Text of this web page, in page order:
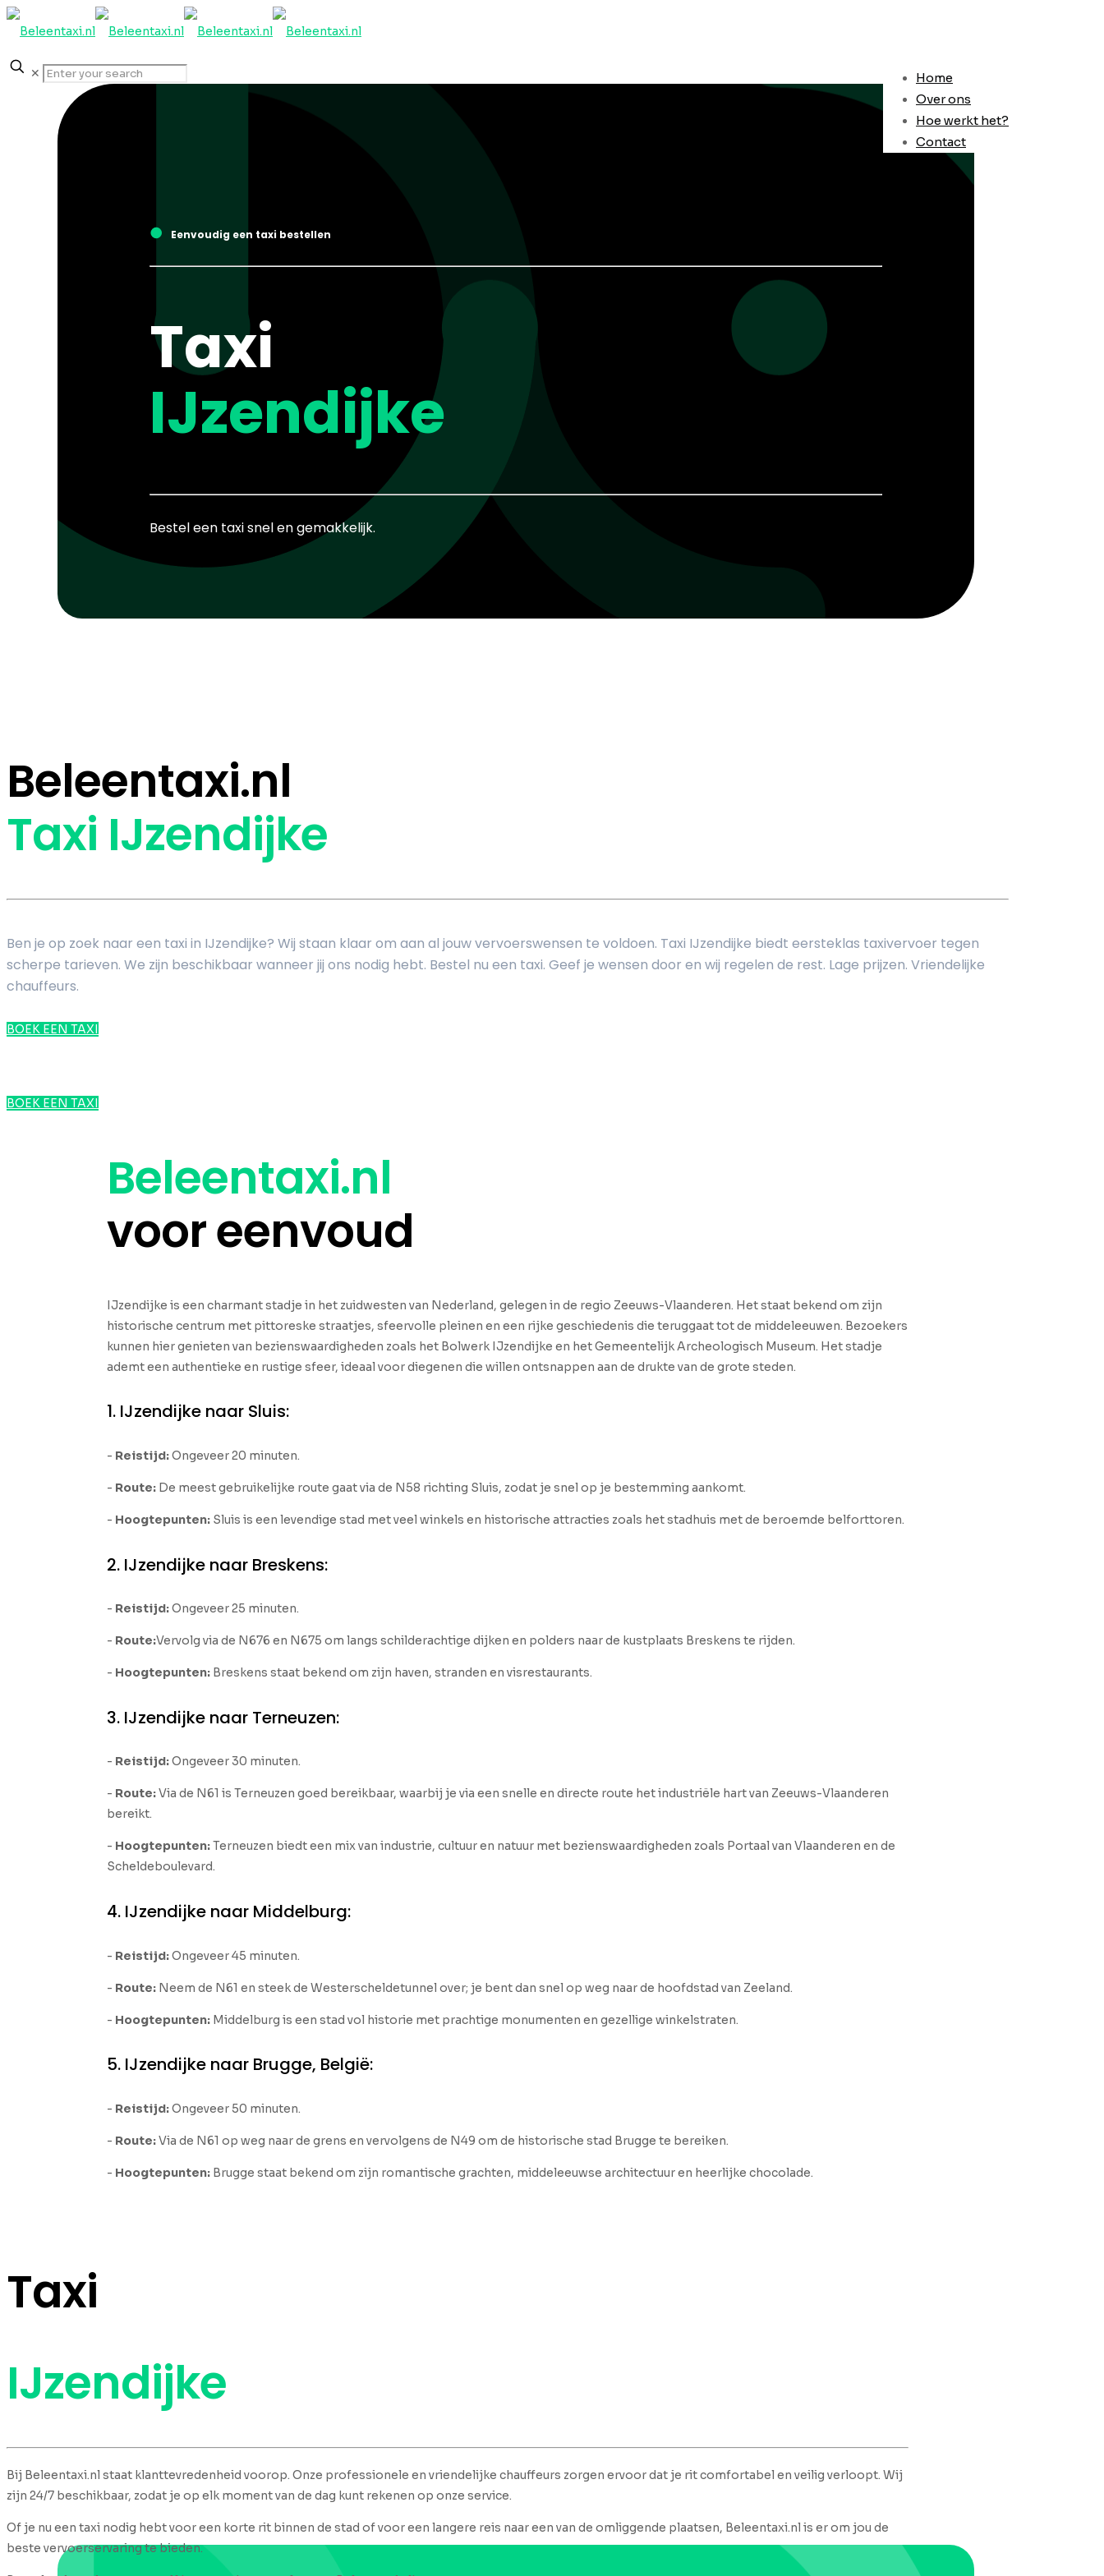
Home
Over ons
Hoe werkt het?
Contact
✕
● Eenvoudig een taxi bestellen
Taxi
IJzendijke
Bestel een taxi snel en gemakkelijk.
Beleentaxi.nl
Taxi IJzendijke
Ben je op zoek naar een taxi in IJzendijke? Wij staan klaar om aan al jouw vervoerswensen te voldoen. Taxi IJzendijke biedt eersteklas taxivervoer tegen
scherpe tarieven. We zijn beschikbaar wanneer jij ons nodig hebt. Bestel nu een taxi. Geef je wensen door en wij regelen de rest. Lage prijzen. Vriendelijke
chauffeurs.
BOEK EEN TAXI
BOEK EEN TAXI
Beleentaxi.nl
voor eenvoud
IJzendijke is een charmant stadje in het zuidwesten van Nederland, gelegen in de regio Zeeuws-Vlaanderen. Het staat bekend om zijn
historische centrum met pittoreske straatjes, sfeervolle pleinen en een rijke geschiedenis die teruggaat tot de middeleeuwen. Bezoekers
kunnen hier genieten van bezienswaardigheden zoals het Bolwerk IJzendijke en het Gemeentelijk Archeologisch Museum. Het stadje
ademt een authentieke en rustige sfeer, ideaal voor diegenen die willen ontsnappen aan de drukte van de grote steden.
1. IJzendijke naar Sluis:
- Reistijd:Ongeveer 20 minuten.
- Route: De meest gebruikelijke route gaat via de N58 richting Sluis, zodat je snel op je bestemming aankomt.
- Hoogtepunten: Sluis is een levendige stad met veel winkels en historische attracties zoals het stadhuis met de beroemde belforttoren.
2. IJzendijke naar Breskens:
- Reistijd:Ongeveer 25 minuten.
- Route:Vervolg via de N676 en N675 om langs schilderachtige dijken en polders naar de kustplaats Breskens te rijden.
- Hoogtepunten: Breskens staat bekend om zijn haven, stranden en visrestaurants.
3. IJzendijke naar Terneuzen:
- Reistijd:Ongeveer 30 minuten.
- Route:Via de N61 is Terneuzen goed bereikbaar, waarbij je via een snelle en directe route het industriële hart van Zeeuws-Vlaanderen
bereikt.
- Hoogtepunten:Terneuzen biedt een mix van industrie, cultuur en natuur met bezienswaardigheden zoals Portaal van Vlaanderen en de
Scheldeboulevard.
4. IJzendijke naar Middelburg:
- Reistijd:Ongeveer 45 minuten.
- Route: Neem de N61 en steek de Westerscheldetunnel over; je bent dan snel op weg naar de hoofdstad van Zeeland.
- Hoogtepunten: Middelburg is een stad vol historie met prachtige monumenten en gezellige winkelstraten.
5. IJzendijke naar Brugge, België:
- Reistijd:Ongeveer 50 minuten.
- Route:Via de N61 op weg naar de grens en vervolgens de N49 om de historische stad Brugge te bereiken.
- Hoogtepunten: Brugge staat bekend om zijn romantische grachten, middeleeuwse architectuur en heerlijke chocolade.
Taxi
IJzendijke
Bij Beleentaxi.nl staat klanttevredenheid voorop. Onze professionele en vriendelijke chauffeurs zorgen ervoor dat je rit comfortabel en veilig verloopt. Wij
zijn 24/7 beschikbaar, zodat je op elk moment van de dag kunt rekenen op onze service.
Of je nu een taxi nodig hebt voor een korte rit binnen de stad of voor een langere reis naar een van de omliggende plaatsen, Beleentaxi.nl is er om jou de
beste vervoerservaring te bieden.